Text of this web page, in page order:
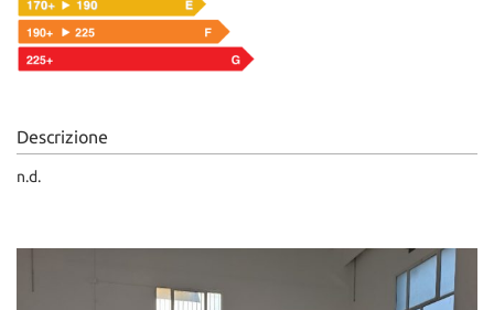
Descrizione
n.d.